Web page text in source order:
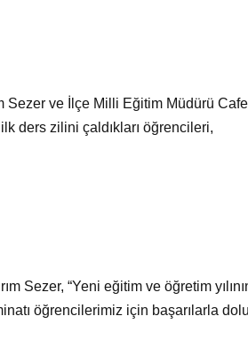
Sezer ve İlçe Milli Eğitim Müdürü
ders zilini çaldıkları öğrencileri,
Sezer, “Yeni eğitim ve öğretim
öğrencilerimiz için başarılarla dolu